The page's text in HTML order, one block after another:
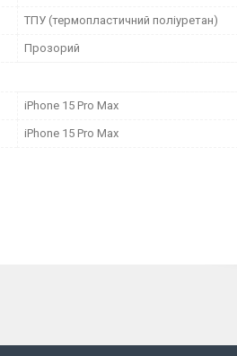
ТПУ (термопластичний поліуретан)
Прозорий
iPhone 15 Pro Max
iPhone 15 Pro Max